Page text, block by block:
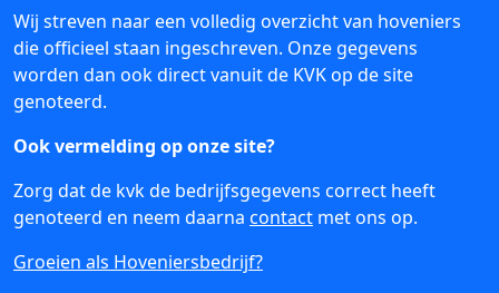
Wij streven naar een volledig overzicht van hoveniers
die officieel staan ingeschreven. Onze gegevens
worden dan ook direct vanuit de KVK op de site
genoteerd.
Ook vermelding op onze site?
Zorg dat de kvk de bedrijfsgegevens correct heeft
genoteerd en neem daarna contact met ons op.
Groeien als Hoveniersbedrijf?